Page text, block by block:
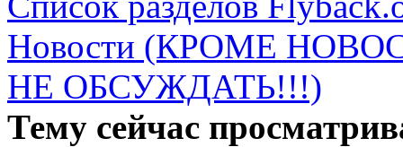
Новости (КРОМЕ
НЕ ОБСУЖДАТЬ!!!)
Тему сейчас